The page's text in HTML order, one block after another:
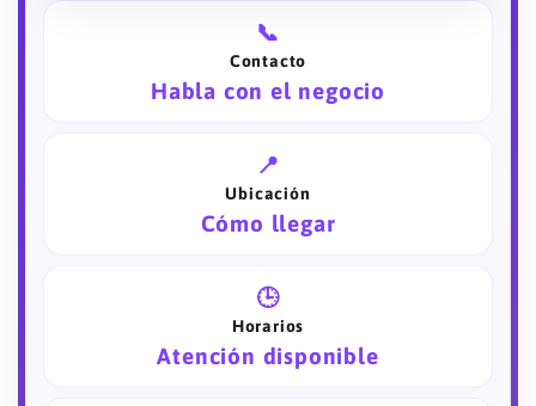
📞
Contacto
Habla con el negocio
📍
Ubicación
Cómo llegar
🕒
Horarios
Atención disponible